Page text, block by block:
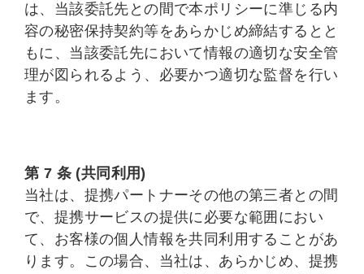
は、当該委託先との間で本ポリシーに準じる内
容の秘密保持契約等をあらかじめ締結するとと
もに、当該委託先において情報の適切な安全管
理が図られるよう、必要かつ適切な監督を行い
ます。
第 7 条 (共同利用)
当社は、提携パートナーその他の第三者との間
で、提携サービスの提供に必要な範囲におい
て、お客様の個人情報を共同利用することがあ
ります。この場合、当社は、あらかじめ、提携